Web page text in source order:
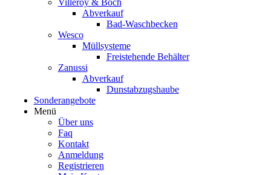
Villeroy & Boch
Abverkauf
Bad-Waschbecken
Wesco
Müllsysteme
Freistehende Behälter
Zanussi
Abverkauf
Dunstabzugshaube
Sonderangebote
Menü
Über uns
Faq
Kontakt
Anmeldung
Registrieren